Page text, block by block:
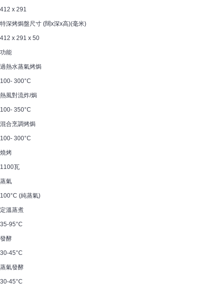
412 x 291
特深烤焗盤尺寸 (闊x深x高)(毫米)
412 x 291 x 50
功能
過熱水蒸氣烤焗
100- 300°C
熱風對流炸/焗
100- 350°C
混合烹調烤焗
100- 300°C
燒烤
1100瓦
蒸氣
100°C (純蒸氣)
定溫蒸煮
35-95°C
發酵
30-45°C
蒸氣發酵
30-45°C